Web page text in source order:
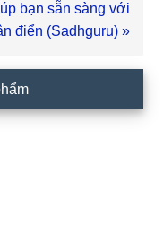
bạn sẵn sàng với
điển (Sadhguru) »